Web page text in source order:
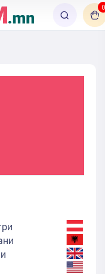
0